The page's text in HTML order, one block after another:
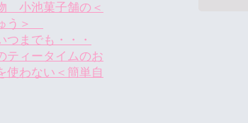
小池菓子舗の＜
う＞
つまでも・・・
ティータイムのお
使わない＜簡単自